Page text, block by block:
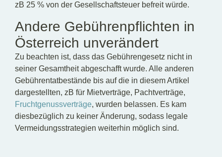
zB 25 % von der Gesellschaftsteuer befreit würde.
Andere Gebührenpflichten in
Österreich unverändert
Zu beachten ist, dass das Gebührengesetz nicht in
seiner Gesamtheit abgeschafft wurde. Alle anderen
Gebührentatbestände bis auf die in diesem Artikel
dargestellten, zB für Mietverträge, Pachtverträge,
Fruchtgenussverträge, wurden belassen. Es kam
diesbezüglich zu keiner Änderung, sodass legale
Vermeidungsstrategien weiterhin möglich sind.